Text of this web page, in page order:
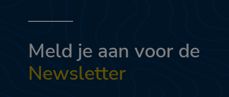
Meld je aan voor de
Newsletter